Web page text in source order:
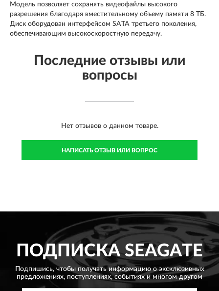
Модель позволяет сохранять видеофайлы высокого
разрешения благодаря вместительному объему памяти 8 ТБ.
Диск оборудован интерфейсом SATA третьего поколения,
обеспечивающим высокоскоростную передачу.
Последние отзывы или
вопросы
Нет отзывов о данном товаре.
НАПИСАТЬ ОТЗЫВ ИЛИ ВОПРОС
ПОДПИСКАSEAGATE
Подпишись, чтобы получать информацию о эксклюзивных
предложениях, поступлениях, событиях и многом другом